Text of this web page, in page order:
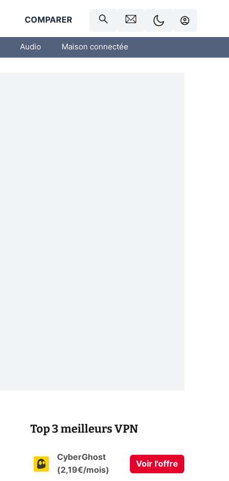
COMPARER
Audio Maison connectée
Top 3 meilleurs VPN
CyberGhost
(2,19€/mois)
Voir l'offre